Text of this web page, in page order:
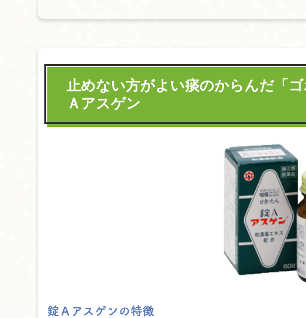
止めない方がよい痰のからんだ「
Ａアスゲン
錠Ａアスゲンの特徴